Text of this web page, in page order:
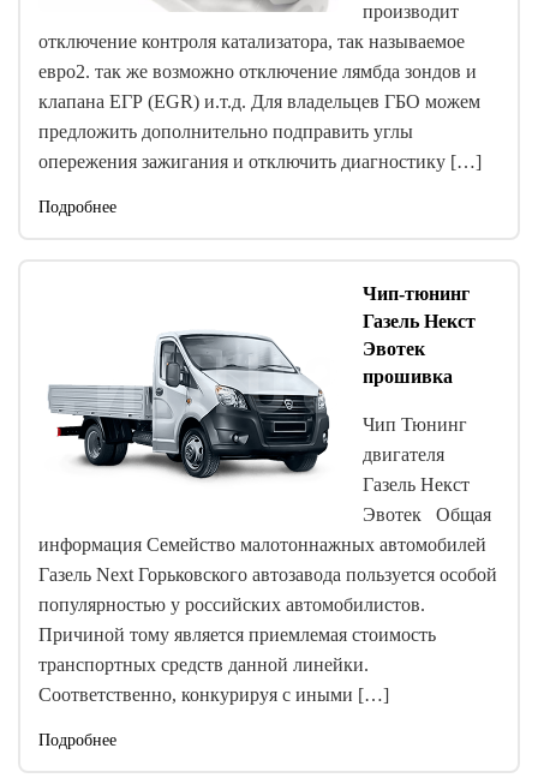
производит
отключение контроля катализатора, так называемое
евро2. так же возможно отключение лямбда зондов и
клапана ЕГР (EGR) и.т.д. Для владельцев ГБО можем
предложить дополнительно подправить углы
опережения зажигания и отключить диагностику […]
Подробнее
Чип-тюнинг
Газель Некст
Эвотек
прошивка
Чип Тюнинг
двигателя
Газель Некст
Эвотек Общая
информация Семейство малотоннажных автомобилей
Газель Next Горьковского автозавода пользуется особой
популярностью у российских автомобилистов.
Причиной тому является приемлемая стоимость
транспортных средств данной линейки.
Соответственно, конкурируя с иными […]
Подробнее